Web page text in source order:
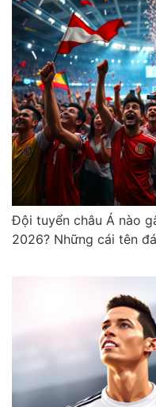
Đội tuyển châu Á nào
2026? Những cái tên